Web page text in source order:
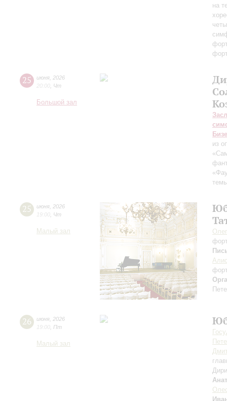
на
25 июня 2026
20:00 Чт
Большой зал
Бизе
из
25 июня 2026
19:00 Чт
Малый зал
26 июня 2026
19:00 Пт
Малый зал